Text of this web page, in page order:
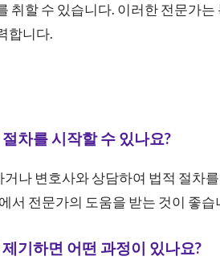
취할 수 있습니다. 이러한 전문가
합니다.
차를 시작할 수 있나요?
나 변호사와 상담하여 법적 절차
서 전문가의 도움을 받는 것이 좋습
기하면 어떤 과정이 있나요?